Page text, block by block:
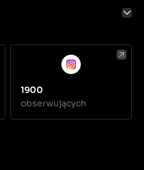
1900
obserwujących